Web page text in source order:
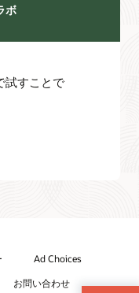
ボ
試すことで
Ad Choices
お問い合わせ